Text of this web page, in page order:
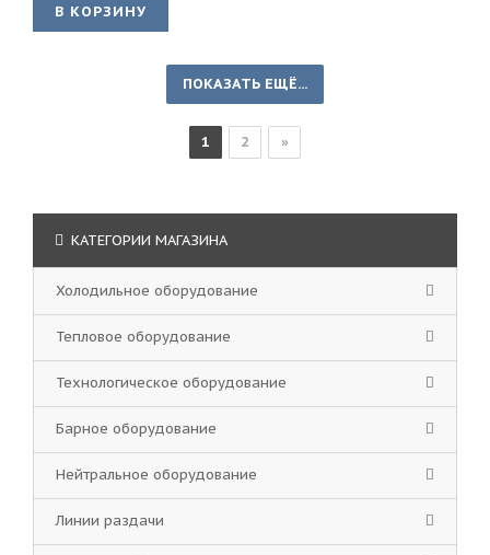
В КОРЗИНУ
ПОКАЗАТЬ ЕЩЁ...
1 2 »
КАТЕГОРИИ МАГАЗИНА
Холодильное оборудование
Тепловое оборудование
Технологическое оборудование
Барное оборудование
Нейтральное оборудование
Линии раздачи